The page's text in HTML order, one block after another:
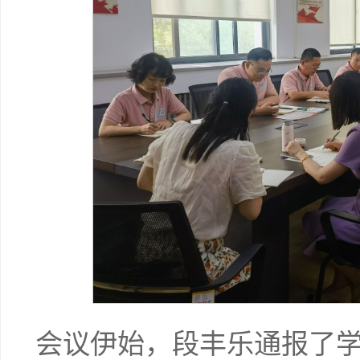
会议伊始，段丰乐通报了